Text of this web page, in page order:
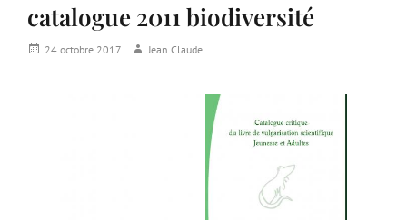
catalogue 2011 biodiversité
Posted24 octobre 2017 AuthorJean Claude